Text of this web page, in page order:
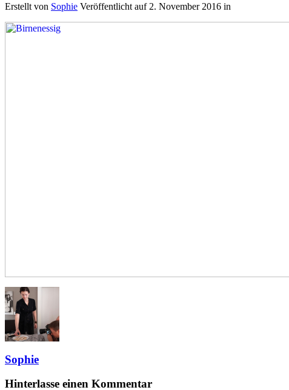
Erstellt von Sophie Veröffentlicht auf 2. November 2016 in
Sophie
Hinterlasse einen Kommentar